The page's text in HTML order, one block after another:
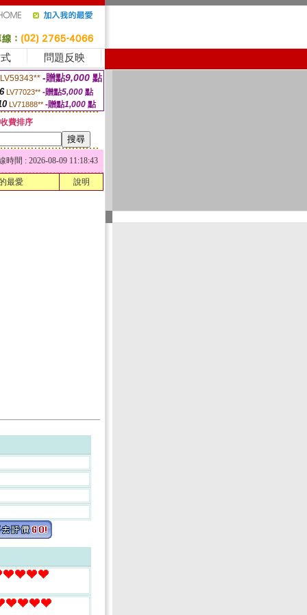
問題反映
LV59343** -贈點9,000 點
LV77023** -贈點5,000點
LV71888** -贈點1,000 點
費排序
時間 : 2026-08-09 11:18:43
最愛 說明